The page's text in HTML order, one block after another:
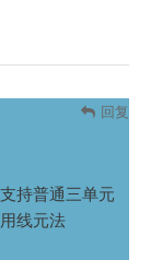
回复
持普通三单元
线元法